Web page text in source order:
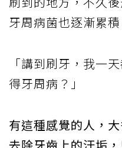
牙周病菌也逐漸累積
「講到刷牙，我一
得牙周病？」
有這種感覺的人，